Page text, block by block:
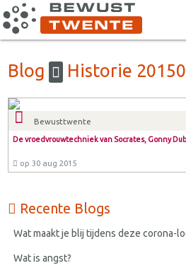
Blog Historie
Bewusttwente
De vroedvrouwtechniek van Socrates, Gonny
op 30 aug 2015
Recente Blogs
Wat maakt je blij tijdens deze corona-
Wat is angst?